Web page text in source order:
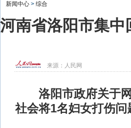
新闻中心 > 综合
河南省洛阳市集
来源： 人民网
洛阳市政府关于
社会将1名妇女打伤问